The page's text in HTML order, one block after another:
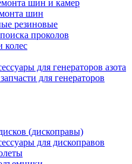
шин и камер
шин
резиновые
проколов
колес
для генераторов азота
для генераторов
(дископравы)
для дископравов